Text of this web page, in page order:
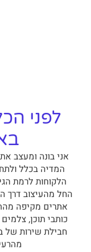
לפני
אני בונה ומעצב
המדיה בכלל
הלקוחות לרמת
החל מהעיצוב דרך
אתרים מקיפה
כותבי תוכן,
חבילת שירות של